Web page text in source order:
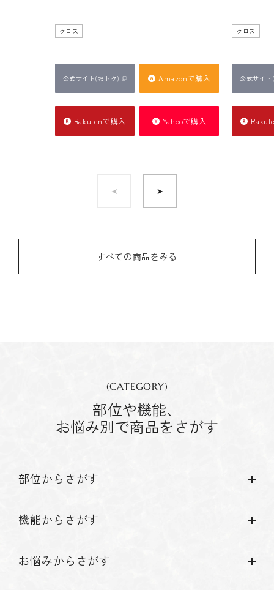
クロス
公式サイト (おトク) Amazonで購入
Rakutenで購入 Yahooで購入
クロス
公式サイト
すべての商品をみる
(CATEGORY)
部位や機能、
お悩み別で商品をさがす
部位からさがす
機能からさがす
お悩みからさがす